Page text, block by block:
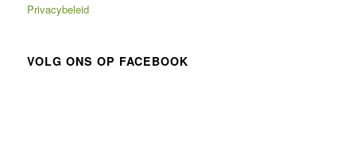
Privacybeleid
VOLG ONS OP FACEBOOK